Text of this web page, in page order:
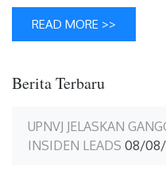
READ MORE >>
Berita Terbaru
UPNVJ JELASKAN
INSIDEN LEADS 08/